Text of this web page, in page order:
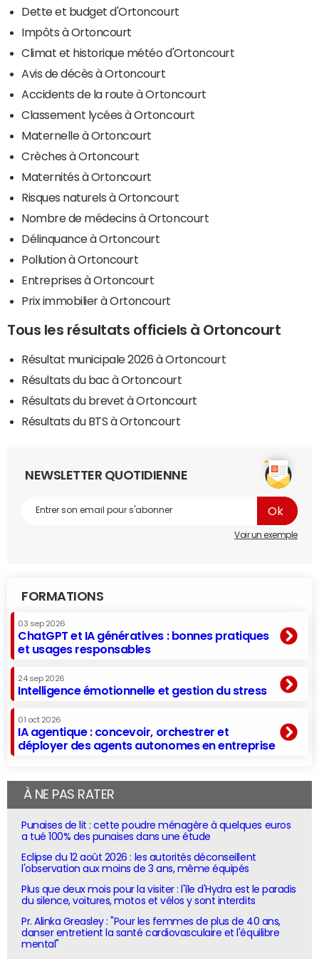
Dette et budget d'Ortoncourt
Impôts à Ortoncourt
Climat et historique météo d'Ortoncourt
Avis de décès à Ortoncourt
Accidents de la route à Ortoncourt
Classement lycées à Ortoncourt
Maternelle à Ortoncourt
Crèches à Ortoncourt
Maternités à Ortoncourt
Risques naturels à Ortoncourt
Nombre de médecins à Ortoncourt
Délinquance à Ortoncourt
Pollution à Ortoncourt
Entreprises à Ortoncourt
Prix immobilier à Ortoncourt
Tous les résultats officiels à Ortoncourt
Résultat municipale 2026 à Ortoncourt
Résultats du bac à Ortoncourt
Résultats du brevet à Ortoncourt
Résultats du BTS à Ortoncourt
NEWSLETTER QUOTIDIENNE
Voir un exemple
FORMATIONS
03 sep 2026
ChatGPT et IA génératives : bonnes pratiques
et usages responsables
24 sep 2026
Intelligence émotionnelle et gestion du stress
01 oct 2026
IA agentique : concevoir, orchestrer et
déployer des agents autonomes en entreprise
À NE PAS RATER
Punaises de lit : cette poudre ménagère à quelques euros
a tué 100% des punaises dans une étude
Eclipse du 12 août 2026 : les autorités déconseillent
l'observation aux moins de 3 ans, même équipés
Plus que deux mois pour la visiter : l'île d'Hydra est le paradis
du silence, voitures, motos et vélos y sont interdits
Pr. Alinka Greasley : "Pour les femmes de plus de 40 ans,
danser entretient la santé cardiovasculaire et l'équilibre
mental"